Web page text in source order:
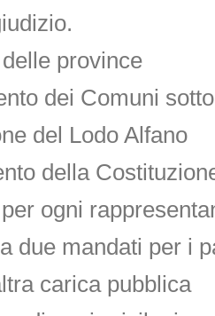
province
dei Comuni
del Lodo Alfano
della
ogni
due mandati per i
carica pubblica